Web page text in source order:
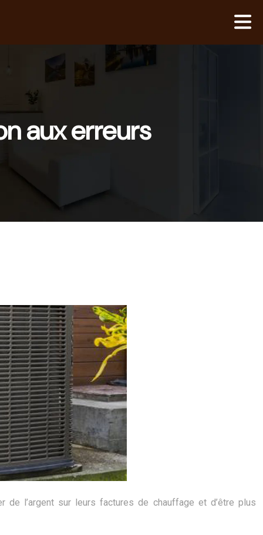
aux erreurs
de l’argent sur leurs factures de chauffage et d’être plus